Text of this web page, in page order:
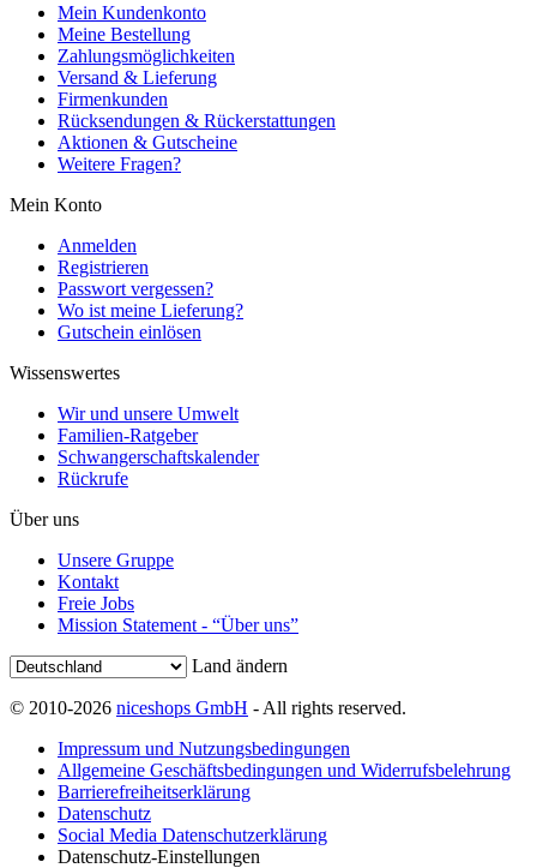
Mein Kundenkonto
Meine Bestellung
Zahlungsmöglichkeiten
Versand & Lieferung
Firmenkunden
Rücksendungen & Rückerstattungen
Aktionen & Gutscheine
Weitere Fragen?
Mein Konto
Anmelden
Registrieren
Passwort vergessen?
Wo ist meine Lieferung?
Gutschein einlösen
Wissenswertes
Wir und unsere Umwelt
Familien-Ratgeber
Schwangerschaftskalender
Rückrufe
Über uns
Unsere Gruppe
Kontakt
Freie Jobs
Mission Statement - “Über uns”
Land ändern
© 2010-2026 niceshops GmbH - All rights reserved.
Impressum und Nutzungsbedingungen
Allgemeine Geschäftsbedingungen und Widerrufsbelehrung
Barrierefreiheitserklärung
Datenschutz
Social Media Datenschutzerklärung
Datenschutz-Einstellungen